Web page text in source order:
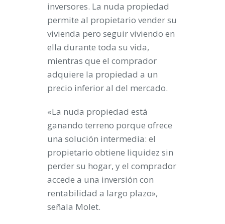
inversores. La nuda propiedad
permite al propietario vender su
vivienda pero seguir viviendo en
ella durante toda su vida,
mientras que el comprador
adquiere la propiedad a un
precio inferior al del mercado.
«La nuda propiedad está
ganando terreno porque ofrece
una solución intermedia: el
propietario obtiene liquidez sin
perder su hogar, y el comprador
accede a una inversión con
rentabilidad a largo plazo»,
señala Molet.